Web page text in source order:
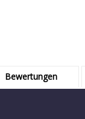
Bewertungen